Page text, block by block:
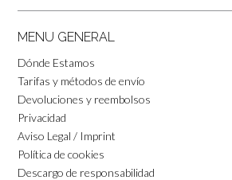
MENU GENERAL
Dónde Estamos
Tarifas y métodos de envío
Devoluciones y reembolsos
Privacidad
Aviso Legal / Imprint
Política de cookies
Descargo de responsabilidad